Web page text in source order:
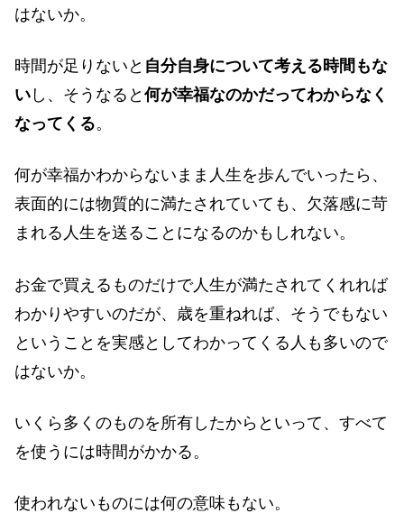
はないか。
時間が足りないと 自分自身について考える時間もな
い し、そうなると 何が幸福なのかだってわからなく
なってくる。
何が幸福かわからないまま人生を歩んでいったら、
表面的には物質的に満たされていても、欠落感に苛
まれる人生を送ることになるのかもしれない。
お金で買えるものだけで人生が満たされてくれれば
わかりやすいのだが、歳を重ねれば、そうでもない
ということを実感としてわかってくる人も多いので
はないか。
いくら多くのものを所有したからといって、すべて
を使うには時間がかかる。
使われないものには何の意味もない。